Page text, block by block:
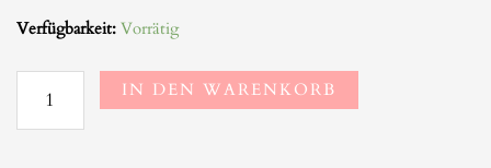
Verfügbarkeit: Vorrätig
Boho
vintage
IN DEN WARENKORB